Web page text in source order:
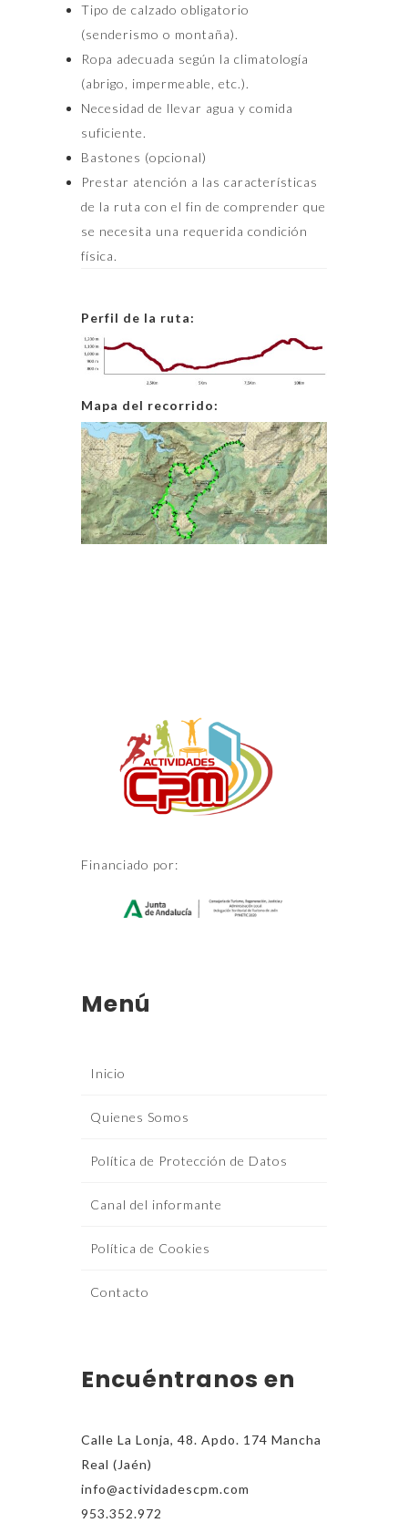
Tipo de calzado obligatorio
(senderismo o montaña).
Ropa adecuada según la climatología
(abrigo, impermeable, etc.).
Necesidad de llevar agua y comida
suficiente.
Bastones (opcional)
Prestar atención a las características
de la ruta con el fin de comprender que
se necesita una requerida condición
física.
Perfil de la ruta:
Mapa del recorrido:
Financiado por:
Menú
Inicio
Quienes Somos
Política de Protección de Datos
Canal del informante
Política de Cookies
Contacto
Encuéntranos en
Calle La Lonja, 48. Apdo. 174 Mancha
Real (Jaén)
info@actividadescpm.com
953.352.972